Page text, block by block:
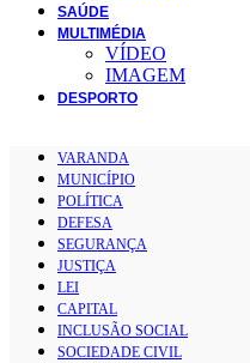
SAÚDE
MULTIMÉDIA
VÍDEO
IMAGEM
DESPORTO
VARANDA
MUNICÍPIO
POLÍTICA
DEFESA
SEGURANÇA
JUSTIÇA
LEI
CAPITAL
INCLUSÃO SOCIAL
SOCIEDADE CIVIL